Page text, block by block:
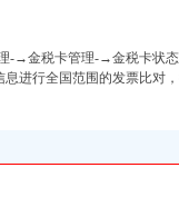
→金税卡管理-→金税卡状
进行全国范围的发票比对